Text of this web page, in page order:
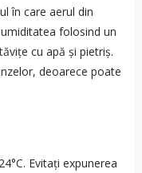
în care aerul din
folosind un
cu apă și pietriș.
deoarece poate
Evitați expunerea